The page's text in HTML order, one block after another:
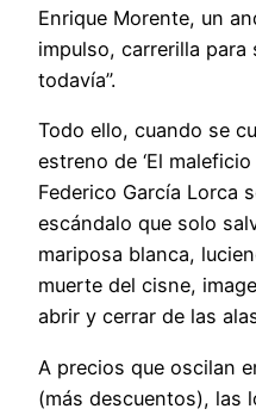
Enrique Morente, un
impulso, carrerilla para
todavía”.
Todo ello, cuando se
estreno de ‘El
Federico García Lorca
escándalo que solo
mariposa blanca,
muerte del cisne,
abrir y cerrar de las
A precios que oscilan
(más descuentos), las